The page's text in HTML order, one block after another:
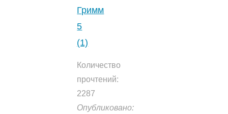
Гримм
5
(1)
Количество
прочтений:
2287
Опубликовано: